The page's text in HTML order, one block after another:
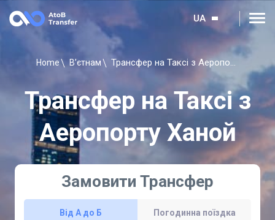
UA
Home В’єтнам Трансфер на Таксі з Аеропорту Ханой
Трансфер на Таксі з
Аеропорту Ханой
Замовити Трансфер
Від А до Б Погодинна поїздка